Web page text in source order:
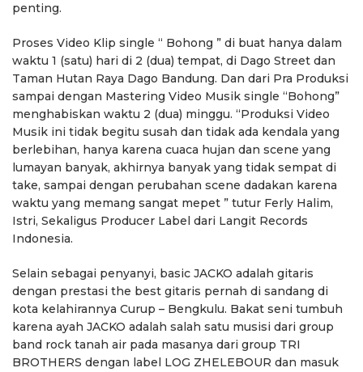
penting.
Proses Video Klip single “ Bohong ” di buat hanya dalam
waktu 1 (satu) hari di 2 (dua) tempat, di Dago Street dan
Taman Hutan Raya Dago Bandung. Dan dari Pra Produksi
sampai dengan Mastering Video Musik single “Bohong”
menghabiskan waktu 2 (dua) minggu. “Produksi Video
Musik ini tidak begitu susah dan tidak ada kendala yang
berlebihan, hanya karena cuaca hujan dan scene yang
lumayan banyak, akhirnya banyak yang tidak sempat di
take, sampai dengan perubahan scene dadakan karena
waktu yang memang sangat mepet ” tutur Ferly Halim,
Istri, Sekaligus Producer Label dari Langit Records
Indonesia.
Selain sebagai penyanyi, basic JACKO adalah gitaris
dengan prestasi the best gitaris pernah di sandang di
kota kelahirannya Curup – Bengkulu. Bakat seni tumbuh
karena ayah JACKO adalah salah satu musisi dari group
band rock tanah air pada masanya dari group TRI
BROTHERS dengan label LOG ZHELEBOUR dan masuk